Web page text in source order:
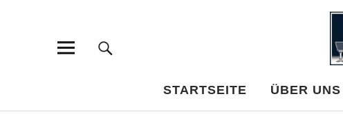
Bar-
STARTSEITE ÜBER UNS